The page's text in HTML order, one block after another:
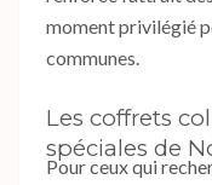
moment privilégié
communes.
Les coffrets
spéciales de
Pour ceux qui